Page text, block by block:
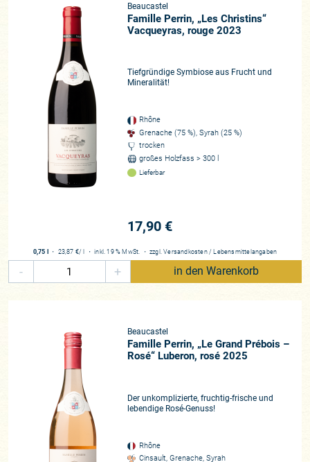
Beaucastel
Famille Perrin, „Les Christins“
Vacqueyras, rouge 2023
Tiefgründige Symbiose aus Frucht und
Mineralität!
Rhône
Grenache (75 %), Syrah (25 %)
trocken
großes Holzfass > 300 l
Lieferbar
17,90 €
0,75 l ・ 23,87 €/ l ・inkl. 19 % MwSt. ・ zzgl.Versandkosten / Lebensmittelangaben
- + in den Warenkorb
Beaucastel
Famille Perrin, „Le Grand Prébois –
Rosé“ Luberon, rosé 2025
Der unkomplizierte, fruchtig-frische und
lebendige Rosé-Genuss!
Rhône
Cinsault, Grenache, Syrah